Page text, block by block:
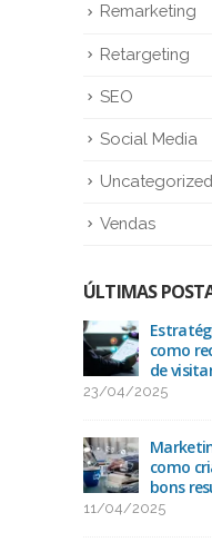
Remarketing
Retargeting
SEO
Social Media
Uncategorized
Vendas
ÚLTIMAS
como
de
23/04/2025
como
bons
11/04/2025